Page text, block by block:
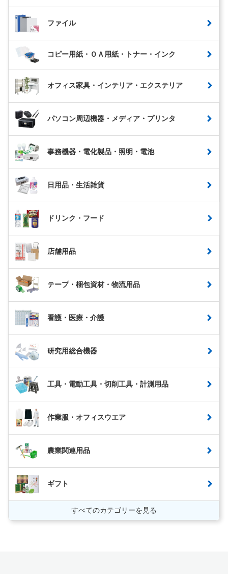
ファイル
コピー用紙・ＯＡ用紙・トナー・インク
オフィス家具・インテリア・エクステリア
パソコン周辺機器・メディア・プリンタ
事務機器・電化製品・照明・電池
日用品・生活雑貨
ドリンク・フード
店舗用品
テープ・梱包資材・物流用品
看護・医療・介護
研究用総合機器
工具・電動工具・切削工具・計測用品
作業服・オフィスウエア
農業関連用品
ギフト
すべてのカテゴリーを見る